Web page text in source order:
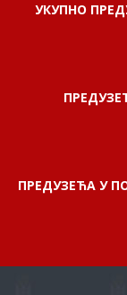
УКУПНО
ПРЕДУЗЕЋА У